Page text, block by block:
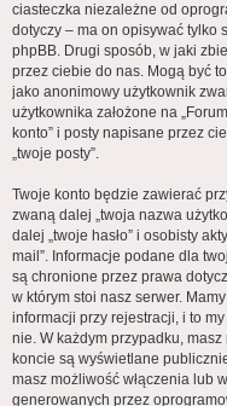
ciasteczka niezależne od
dotyczy – ma on opisywać tylko
phpBB. Drugi sposób, w jaki
przez ciebie do nas. Mogą być
jako anonimowy użytkownik
użytkownika założone na
konto” i posty napisane przez
„twoje posty”.
Twoje konto będzie zawierać
zwaną dalej „twoja nazwa
dalej „twoje hasło” i osobisty
mail”. Informacje podane dla
są chronione przez prawa
w którym stoi nasz serwer.
informacji przy rejestracji, i to
nie. W każdym przypadku,
koncie są wyświetlane
masz możliwość włączenia lub
generowanych przez